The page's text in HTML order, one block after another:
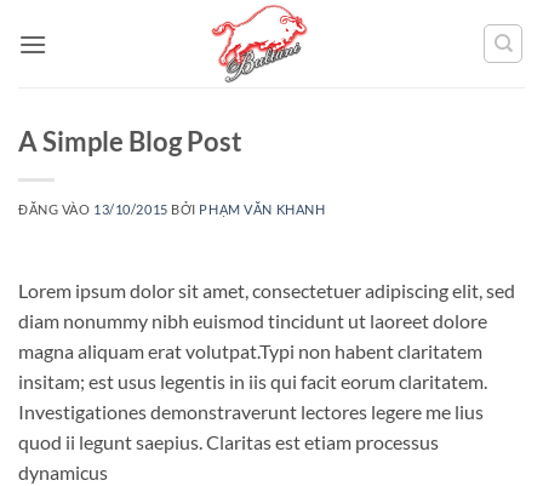
qua
A Simple Blog Post
ĐĂNG VÀO 13/10/2015 BỞI PHẠM VĂN KHANH
Lorem ipsum dolor sit amet, consectetuer adipiscing elit, sed
diam nonummy nibh euismod tincidunt ut laoreet dolore
magna aliquam erat volutpat.Typi non habent claritatem
insitam; est usus legentis in iis qui facit eorum claritatem.
Investigationes demonstraverunt lectores legere me lius
quod ii legunt saepius. Claritas est etiam processus
dynamicus